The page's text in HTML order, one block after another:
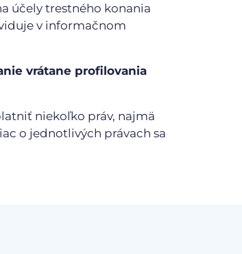
účely trestného konania
v informačnom
vrátane profilovania
niekoľko práv, najmä
o jednotlivých právach sa